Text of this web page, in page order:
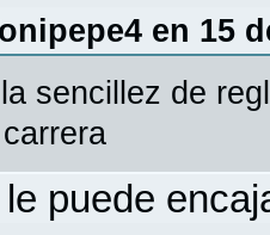
en 15
sencillez de
puede